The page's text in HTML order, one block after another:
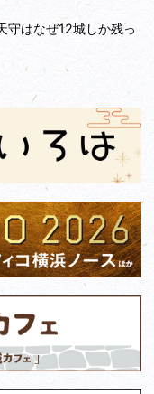
守はなぜ12城しか残っ